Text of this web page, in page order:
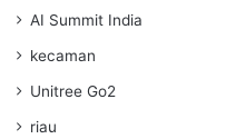
AI Summit India
kecaman
Unitree Go2
riau